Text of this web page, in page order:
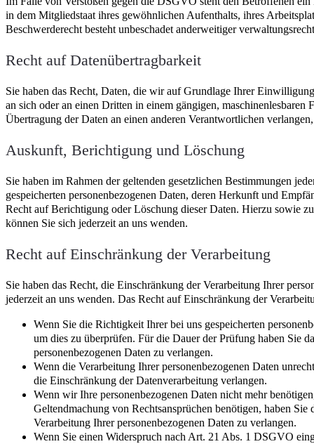
in dem Mitgliedstaat ihres gewöhnlichen Aufenthalts, ihres
Beschwerderecht besteht unbeschadet anderweitiger
Recht auf Daten­übertrag­barkeit
Sie haben das Recht, Daten, die wir auf Grundlage Ihrer
an sich oder an einen Dritten in einem gängigen, maschinenlesbaren
Übertragung der Daten an einen anderen Verantwortlichen
Auskunft, Berichtigung und Löschung
Sie haben im Rahmen der geltenden gesetzlichen Bestimmungen
gespeicherten personenbezogenen Daten, deren Herkunft und
Recht auf Berichtigung oder Löschung dieser Daten. Hierzu sowie
können Sie sich jederzeit an uns wenden.
Recht auf Einschränkung der Verarbeitung
Sie haben das Recht, die Einschränkung der Verarbeitung Ihrer
jederzeit an uns wenden. Das Recht auf Einschränkung der
Wenn Sie die Richtigkeit Ihrer bei uns gespeicherten
um dies zu überprüfen. Für die Dauer der Prüfung haben Sie
personenbezogenen Daten zu verlangen.
Wenn die Verarbeitung Ihrer personenbezogenen Daten
die Einschränkung der Datenverarbeitung verlangen.
Wenn wir Ihre personenbezogenen Daten nicht mehr
Geltendmachung von Rechtsansprüchen benötigen, haben
Verarbeitung Ihrer personenbezogenen Daten zu verlangen.
Wenn Sie einen Widerspruch nach Art. 21 Abs. 1 DSGVO